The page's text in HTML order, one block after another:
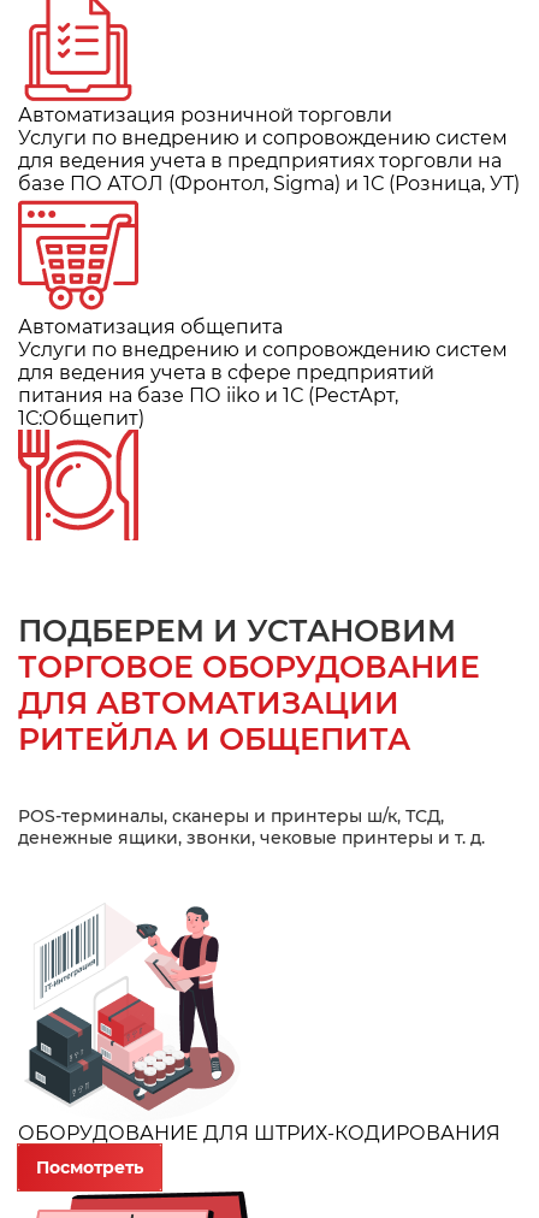
Автоматизация розничной торговли
Услуги по внедрению и сопровождению систем
для ведения учета в предприятиях торговли на
базе ПО АТОЛ (Фронтол, Sigma) и 1С (Розница, УТ)
Автоматизация общепита
Услуги по внедрению и сопровождению систем
для ведения учета в сфере предприятий
питания на базе ПО iiko и 1С (РестАрт,
1С:Общепит)
ПОДБЕРЕМ И УСТАНОВИМ
ТОРГОВОЕ ОБОРУДОВАНИЕ
ДЛЯ АВТОМАТИЗАЦИИ
РИТЕЙЛА И ОБЩЕПИТА
POS-терминалы, сканеры и принтеры ш/к, ТСД,
денежные ящики, звонки, чековые принтеры и т. д.
ОБОРУДОВАНИЕ ДЛЯ ШТРИХ-КОДИРОВАНИЯ
Посмотреть